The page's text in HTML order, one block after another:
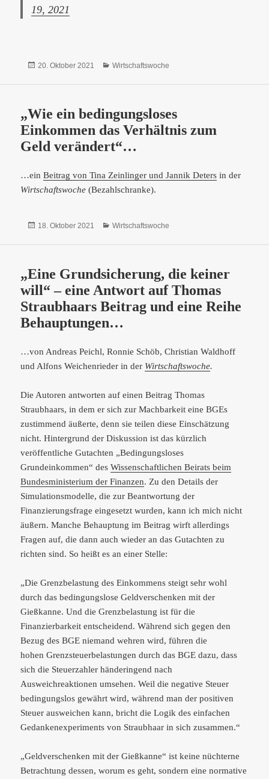
19, 2021
Veröffentlicht
20. Oktober 2021 Kategorien
Wirtschaftswoche
„Wie ein bedingungsloses
Einkommen das Verhältnis zum
Geld verändert“…
…einBeitrag von Tina Zeinlinger und Jannik Deters in der
Wirtschaftswoche (Bezahlschranke).
Veröffentlicht
18. Oktober 2021 Kategorien
Wirtschaftswoche
„Eine Grundsicherung, die keiner
will“ – eine Antwort auf Thomas
Straubhaars Beitrag und eine Reihe
Behauptungen…
…von Andreas Peichl, Ronnie Schöb, Christian Waldhoff
und Alfons Weichenrieder in der Wirtschaftswoche.
Die Autoren antworten auf einen Beitrag Thomas
Straubhaars, in dem er sich zur Machbarkeit eine BGEs
zustimmend äußerte, denn sie teilen diese Einschätzung
nicht. Hintergrund der Diskussion ist das kürzlich
veröffentliche Gutachten „Bedingungsloses
Grundeinkommen“ desWissenschaftlichen Beirats beim
Bundesministerium der Finanzen. Zu den Details der
Simulationsmodelle, die zur Beantwortung der
Finanzierungsfrage eingesetzt wurden, kann ich mich nicht
äußern. Manche Behauptung im Beitrag wirft allerdings
Fragen auf, die dann auch wieder an das Gutachten zu
richten sind. So heißt es an einer Stelle:
„Die Grenzbelastung des Einkommens steigt sehr wohl
durch das bedingungslose Geldverschenken mit der
Gießkanne. Und die Grenzbelastung ist für die
Finanzierbarkeit entscheidend. Während sich gegen den
Bezug des BGE niemand wehren wird, führen die
hohen Grenzsteuerbelastungen durch das BGE dazu, dass
sich die Steuerzahler händeringend nach
Ausweichreaktionen umsehen. Weil die negative Steuer
bedingungslos gewährt wird, während man der positiven
Steuer ausweichen kann, bricht die Logik des einfachen
Gedankenexperiments von Straubhaar in sich zusammen.“
„Geldverschenken mit der Gießkanne“ ist keine nüchterne
Betrachtung dessen, worum es geht, sondern eine normative